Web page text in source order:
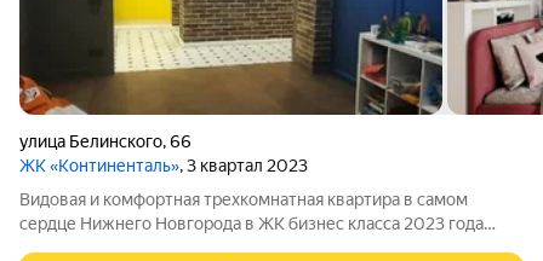
улица Белинского,66
ЖК «Континенталь», 3 квартал 2023
Видовая и комфортная трехкомнатная квартира в самом
сердце Нижнего Новгорода в ЖК бизнес класса 2023 года